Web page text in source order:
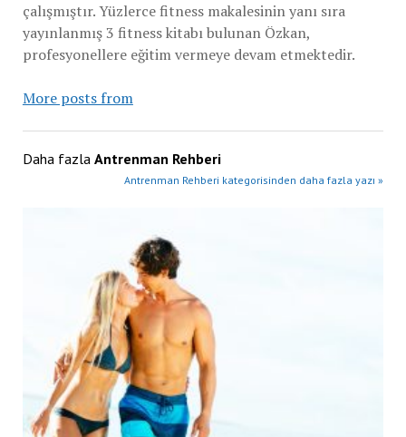
çalışmıştır. Yüzlerce fitness makalesinin yanı sıra
yayınlanmış 3 fitness kitabı bulunan Özkan,
profesyonellere eğitim vermeye devam etmektedir.
More posts from
Daha fazla Antrenman Rehberi
Antrenman Rehberi kategorisinden daha fazla yazı »